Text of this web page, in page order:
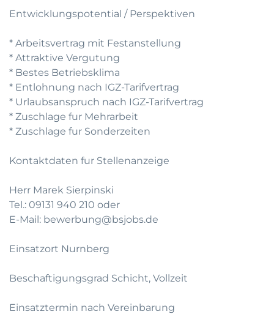
Entwicklungspotential / Perspektiven
* Arbeitsvertrag mit Festanstellung
* Attraktive Vergutung
* Bestes Betriebsklima
* Entlohnung nach IGZ-Tarifvertrag
* Urlaubsanspruch nach IGZ-Tarifvertrag
* Zuschlage fur Mehrarbeit
* Zuschlage fur Sonderzeiten
Kontaktdaten fur Stellenanzeige
Herr Marek Sierpinski
Tel.: 09131 940 210 oder
E-Mail: bewerbung@bsjobs.de
Einsatzort Nurnberg
Beschaftigungsgrad Schicht, Vollzeit
Einsatztermin nach Vereinbarung